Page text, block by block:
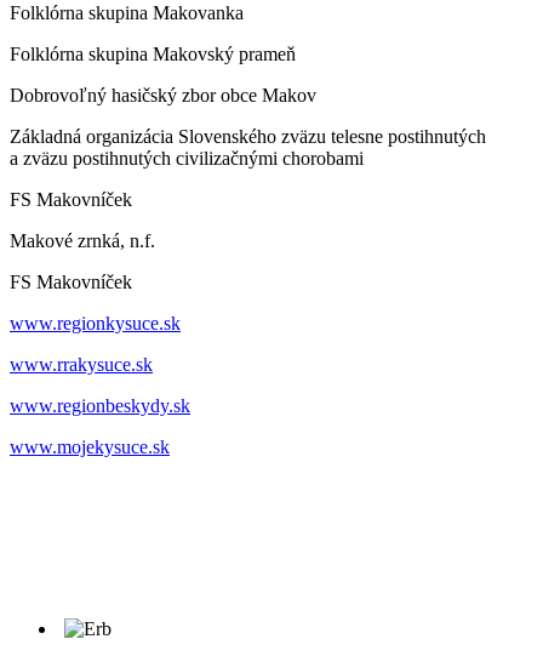
Folklórna skupina Makovanka
Folklórna skupina Makovský prameň
Dobrovoľný hasičský zbor obce Makov
Základná organizácia Slovenského zväzu telesne postihnutých
a zväzu postihnutých civilizačnými chorobami
FS Makovníček
Makové zrnká, n.f.
FS Makovníček
www.regionkysuce.sk
www.rrakysuce.sk
www.regionbeskydy.sk
www.mojekysuce.sk